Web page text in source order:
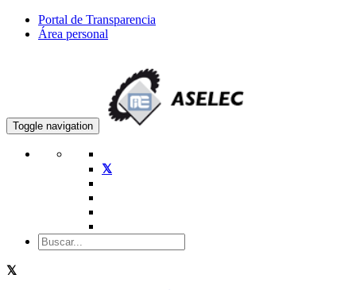
Portal de Transparencia
Área personal
Toggle navigation